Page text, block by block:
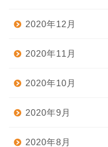
2020年12月
2020年11月
2020年10月
2020年9月
2020年8月